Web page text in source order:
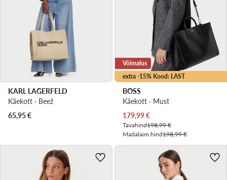
KARL LAGERFELD
Käekott · Beež
65,95€
extra -15% Kood: LAST
Võimalus
BOSS
Käekott · Must
Praegune hind
179,99€
Tavahind198,99 €
Madalaim hind198,99 €